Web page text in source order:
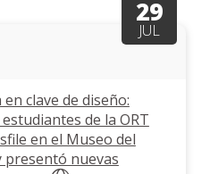
29
JUL
clave de diseño:
de la ORT
en el Museo del
presentó nuevas